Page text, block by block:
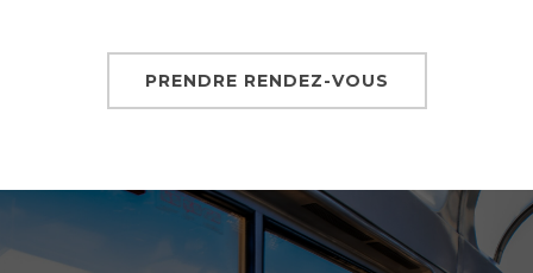
PRENDRE RENDEZ-VOUS